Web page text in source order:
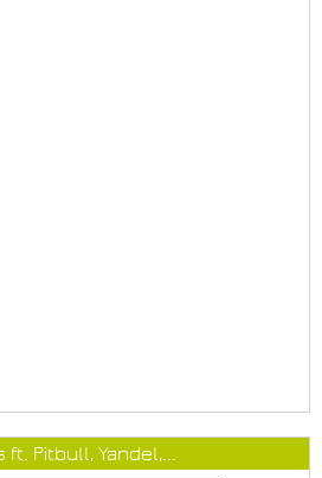
ft. Pitbull, Yandel,...